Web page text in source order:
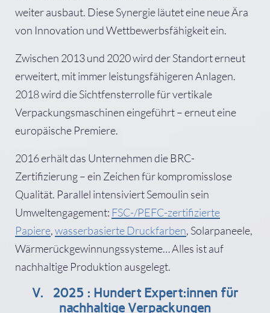
weiter ausbaut. Diese Synergie läutet eine neue Ära
von Innovation und Wettbewerbsfähigkeit ein.
Zwischen 2013 und 2020 wird der Standort erneut
erweitert, mit immer leistungsfähigeren Anlagen.
2018 wird die Sichtfensterrolle für vertikale
Verpackungsmaschinen eingeführt – erneut eine
europäische Premiere.
2016 erhält das Unternehmen die BRC-
Zertifizierung – ein Zeichen für kompromisslose
Qualität. Parallel intensiviert Semoulin sein
Umweltengagement: FSC-/PEFC-zertifizierte
Papiere,wasserbasierte Druckfarben, Solarpaneele,
Wärmerückgewinnungssysteme… Alles ist auf
nachhaltige Produktion ausgelegt.
V. 2025 : Hundert Expert:innen für
nachhaltige Verpackungen